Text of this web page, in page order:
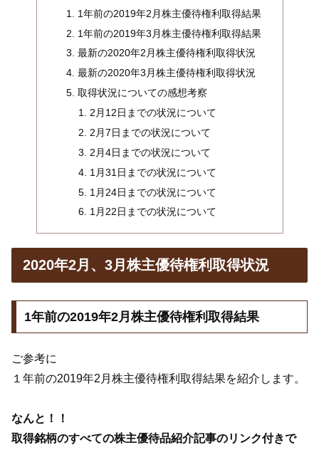
1年前の2019年2月株主優待権利取得結果
1年前の2019年3月株主優待権利取得結果
最新の2020年2月株主優待権利取得状況
最新の2020年3月株主優待権利取得状況
取得状況についての感想考察
2月12日までの状況について
2月7日までの状況について
2月4日までの状況について
1月31日までの状況について
1月24日までの状況について
1月22日までの状況について
2020年2月、3月株主優待権利取得状況
1年前の2019年2月株主優待権利取得結果
ご参考に
１年前の2019年2月株主優待権利取得結果を紹介します。
なんと！！
取得銘柄のすべての株主優待品紹介記事のリンク付きで